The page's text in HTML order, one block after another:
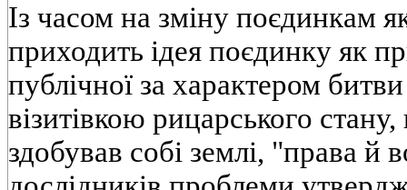
Із часом на зміну поєдинкам
приходить ідея поєдинку як
публічної за характером
візитівкою рицарського
здобував собі землі, "права й